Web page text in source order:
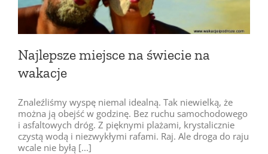
Najlepsze miejsce na świecie na
wakacje
Znaleźliśmy wyspę niemal idealną. Tak niewielką, że
można ją obejść w godzinę. Bez ruchu samochodowego
i asfaltowych dróg. Z pięknymi plażami, krystalicznie
czystą wodą i niezwykłymi rafami. Raj. Ale droga do raju
wcale nie byłą [...]